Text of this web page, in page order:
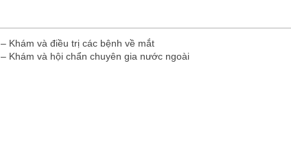
– Khám và điều trị các bệnh về mắt
– Khám và hội chẩn chuyên gia nước ngoài